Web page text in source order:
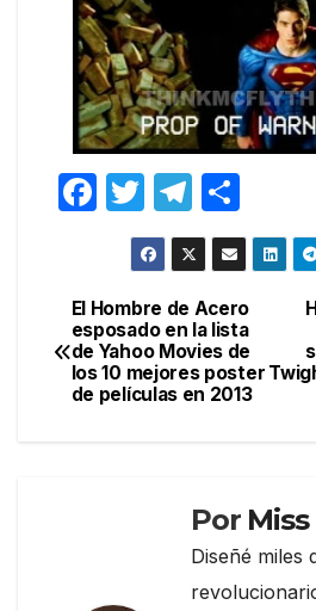
F
e
b
o
o
T
w
itt
er
T
el
e
gr
a
m
o
m
p
ar
tir
Navegación
de
entradas
El Hombre de Acero
esposado en la lista
de Yahoo Movies de
los 10 mejores poster
de películas en 2013
Por
Diseñé miles